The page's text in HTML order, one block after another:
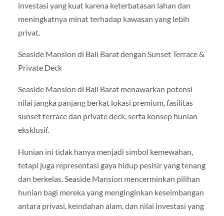
investasi yang kuat karena keterbatasan lahan dan
meningkatnya minat terhadap kawasan yang lebih
privat.
Seaside Mansion di Bali Barat dengan Sunset Terrace &
Private Deck
Seaside Mansion di Bali Barat menawarkan potensi
nilai jangka panjang berkat lokasi premium, fasilitas
sunset terrace dan private deck, serta konsep hunian
eksklusif.
Hunian ini tidak hanya menjadi simbol kemewahan,
tetapi juga representasi gaya hidup pesisir yang tenang
dan berkelas. Seaside Mansion mencerminkan pilihan
hunian bagi mereka yang menginginkan keseimbangan
antara privasi, keindahan alam, dan nilai investasi yang